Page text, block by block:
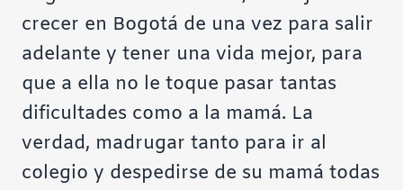
crecer en Bogotá de una vez para salir
adelante y tener una vida mejor, para
que a ella no le toque pasar tantas
dificultades como a la mamá. La
verdad, madrugar tanto para ir al
colegio y despedirse de su mamá todas